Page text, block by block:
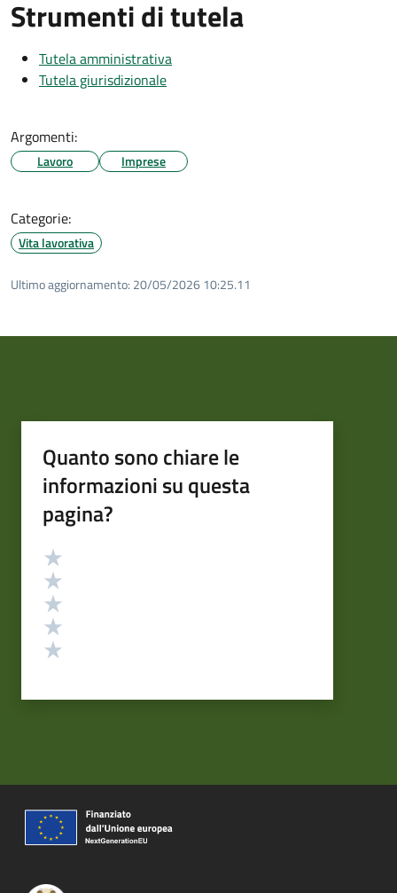
Strumenti di tutela
Tutela amministrativa
Tutela giurisdizionale
Argomenti:
Lavoro Imprese
Categorie:
Vita lavorativa
Ultimo aggiornamento: 20/05/2026 10:25.11
Quanto sono chiare le
informazioni su questa
pagina?
Valutazione